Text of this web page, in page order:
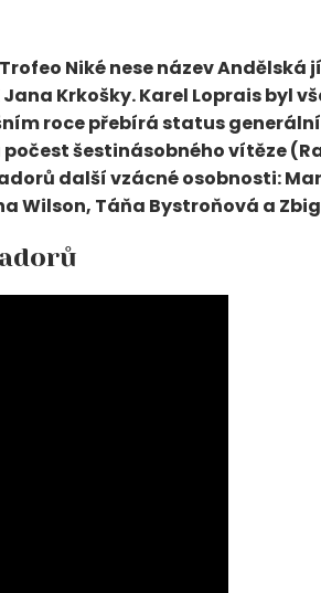
Niké nese název Andělská
Krkošky. Karel Loprais byl
roce přebírá status
šestinásobného vítěze
další vzácné osobnosti:
Wilson, Táňa Bystroňová a